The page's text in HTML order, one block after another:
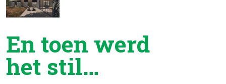
En toen werd
het stil…